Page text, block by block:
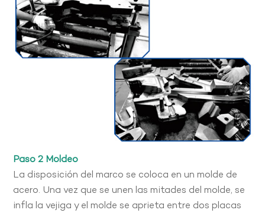
Paso 2 Moldeo
La disposición del marco se coloca en un molde de
acero. Una vez que se unen las mitades del molde, se
infla la vejiga y el molde se aprieta entre dos placas